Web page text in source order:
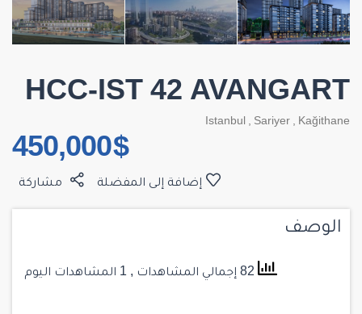
HCC-IST 42 AVANGART
Istanbul , Sariyer , Kağithane
$ 450,000
مشاركة إضافة إلى المفضلة
الوصف
, 1 المشاهدات اليوم